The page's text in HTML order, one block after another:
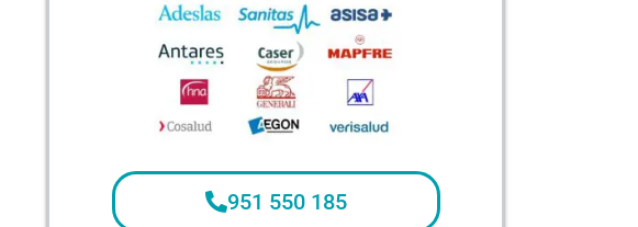
951 550 185